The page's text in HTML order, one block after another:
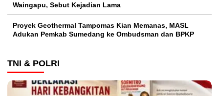
Waingapu, Sebut Kejadian Lama
Proyek Geothermal Tampomas Kian Memanas, MASL
Adukan Pemkab Sumedang ke Ombudsman dan BPKP
TNI & POLRI